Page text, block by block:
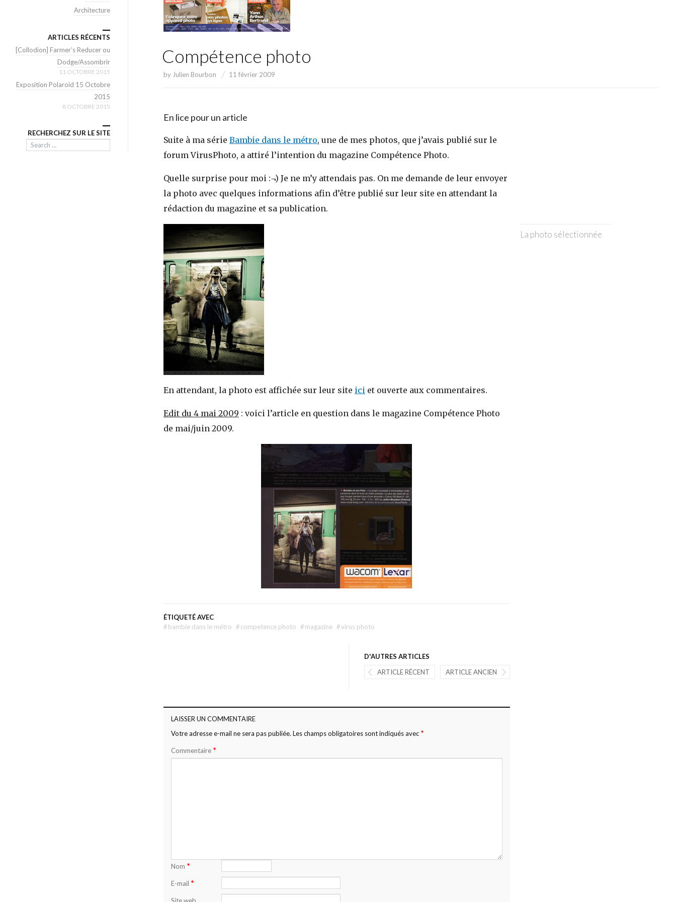
Compétence photo
by Julien Bourbon 11 février 2009
En lice pour un article
Suite à ma série Bambie dans le métro, une de mes photos, que j’avais publié sur le
forum VirusPhoto, a attiré l’intention du magazine Compétence Photo.
Quelle surprise pour moi :¬) Je ne m’y attendais pas. On me demande de leur envoyer
la photo avec quelques informations afin d’être publié sur leur site en attendant la
rédaction du magazine et sa publication.
La photo sélectionnée
En attendant, la photo est affichée sur leur site ici et ouverte aux commentaires.
Edit du 4 mai 2009 : voici l’article en question dans le magazine Compétence Photo
de mai/juin 2009.
ÉTIQUETÉ AVEC
#bambie dans le métro #competence photo #magazine #virus photo
D'AUTRES ARTICLES
ARTICLE ANCIEN
ARTICLE RÉCENT
LAISSER UN COMMENTAIRE
Votre adresse e-mail ne sera pas publiée. Les champs obligatoires sont indiqués avec *
Commentaire *
Nom *
E-mail *
Architecture
ARTICLES RÉCENTS
[Collodion] Farmer’s Reducer ou
Dodge/Assombrir
11 OCTOBRE 2015
Exposition Polaroid 15 Octobre
2015
8 OCTOBRE 2015
RECHERCHEZ SUR LE SITE